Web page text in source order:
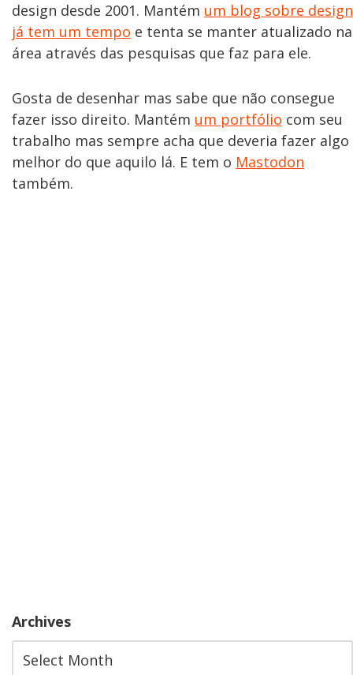
design desde 2001. Mantém um blog sobre design
já tem um tempo e tenta se manter atualizado na
área através das pesquisas que faz para ele.
Gosta de desenhar mas sabe que não consegue
fazer isso direito. Mantém um portfólio com seu
trabalho mas sempre acha que deveria fazer algo
melhor do que aquilo lá. E tem o Mastodon
também.
Archives